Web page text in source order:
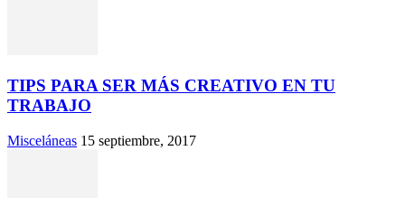
TIPS PARA SER MÁS CREATIVO EN TU
TRABAJO
Misceláneas 15 septiembre, 2017